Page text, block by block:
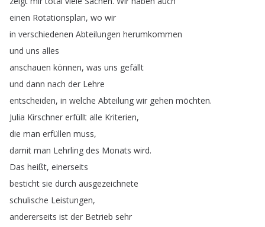
einen Rotationsplan, wo wir
in verschiedenen Abteilungen herumkommen
und uns alles
anschauen können, was uns gefällt
und dann nach der Lehre
entscheiden, in welche Abteilung wir gehen möchten.
Julia Kirschner erfüllt alle Kriterien,
die man erfüllen muss,
damit man Lehrling des Monats wird.
Das heißt, einerseits
besticht sie durch ausgezeichnete
schulische Leistungen,
andererseits ist der Betrieb sehr